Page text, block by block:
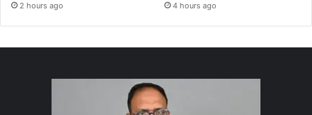
2 hours ago 4 hours ago